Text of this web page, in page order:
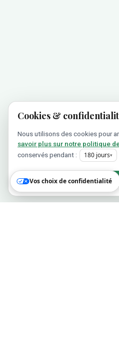
Cookies &
Nous utilisons des cookies pour
savoir plus sur notre politique
conservés pendant :
180 jours▾
PERSONNALISER TOUT
Vos choix de confidentialité